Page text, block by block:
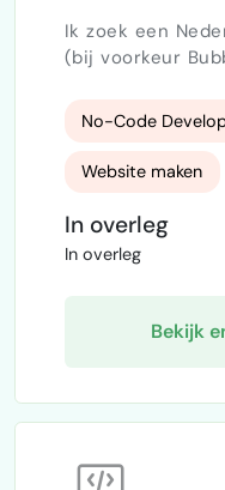
Ik zoek een
(bij voorkeur
kan bouwen
dan veel
Projectomschrijving Ik wil een
(website) waarop
kunnen bekijken kunnen zoeken en filteren
de
en beschrijvingen
No-Code
Website maken
In overleg
In overleg
Bekijk